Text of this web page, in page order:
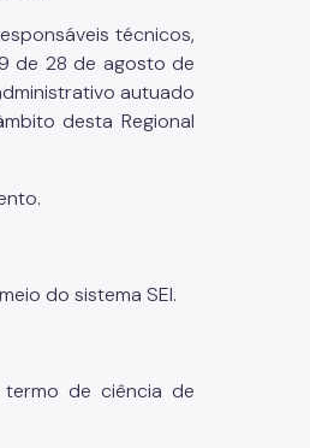
técnicos,
de 28 de agosto de
autuado
desta Regional
do sistema SEI.
de ciência de